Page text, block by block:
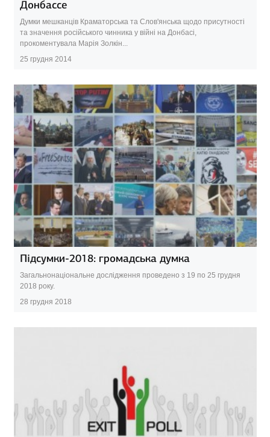
Донбассе
Думки мешканців Краматорська та Слов'янська щодо присутності
та значення російського чинника у війні на Донбасі,
прокоментувала Марія Золкін...
25 грудня 2014
Підсумки-2018: громадська думка
Загальнонаціональне дослідження проведено з 19 по 25 грудня
2018 року.
28 грудня 2018